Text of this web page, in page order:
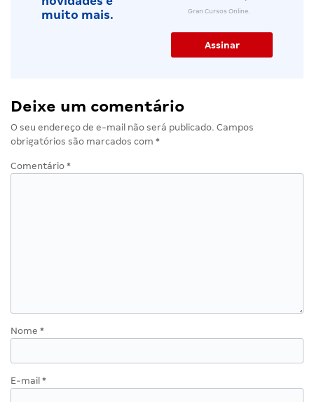
muito mais.
Gran Cursos Online.
Deixe um comentário
O seu endereço de e-mail não será publicado. Campos
obrigatórios são marcados com *
Comentário *
Nome *
E-mail *